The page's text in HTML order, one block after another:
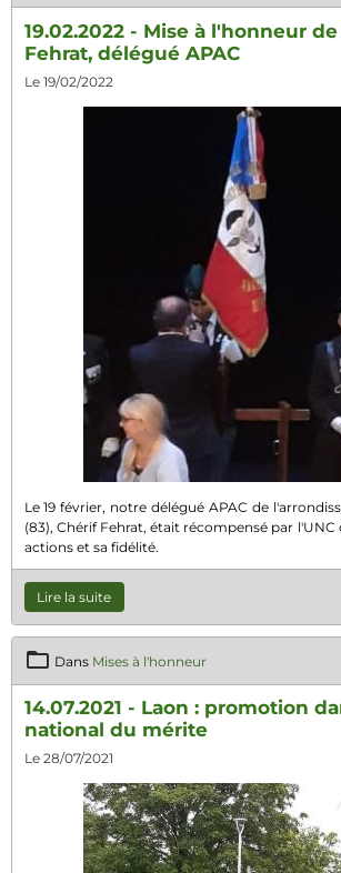
19.02.2022 - Mise à l'honneur
Fehrat, délégué APAC
Le 19/02/2022
Le 19 février, notre délégué APAC de
(83), Chérif Fehrat, était récompensé par l'UNC
actions et sa fidélité.
Lire la suite
Dans Mises à l'honneur
14.07.2021 - Laon : promotion
national du mérite
Le 28/07/2021